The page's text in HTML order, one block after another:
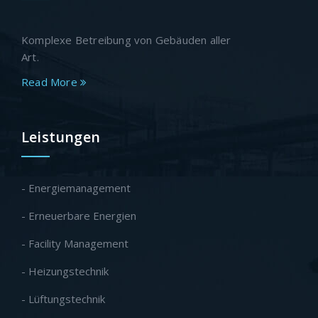
Komplexe Betreibung von Gebäuden aller
Art.
Read More
Leistungen
- Energiemanagement
- Erneuerbare Energien
- Facility Management
- Heizungstechnik
- Lüftungstechnik